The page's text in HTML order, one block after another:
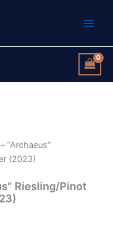
“Archaeus”
(2023)
Riesling/Pinot